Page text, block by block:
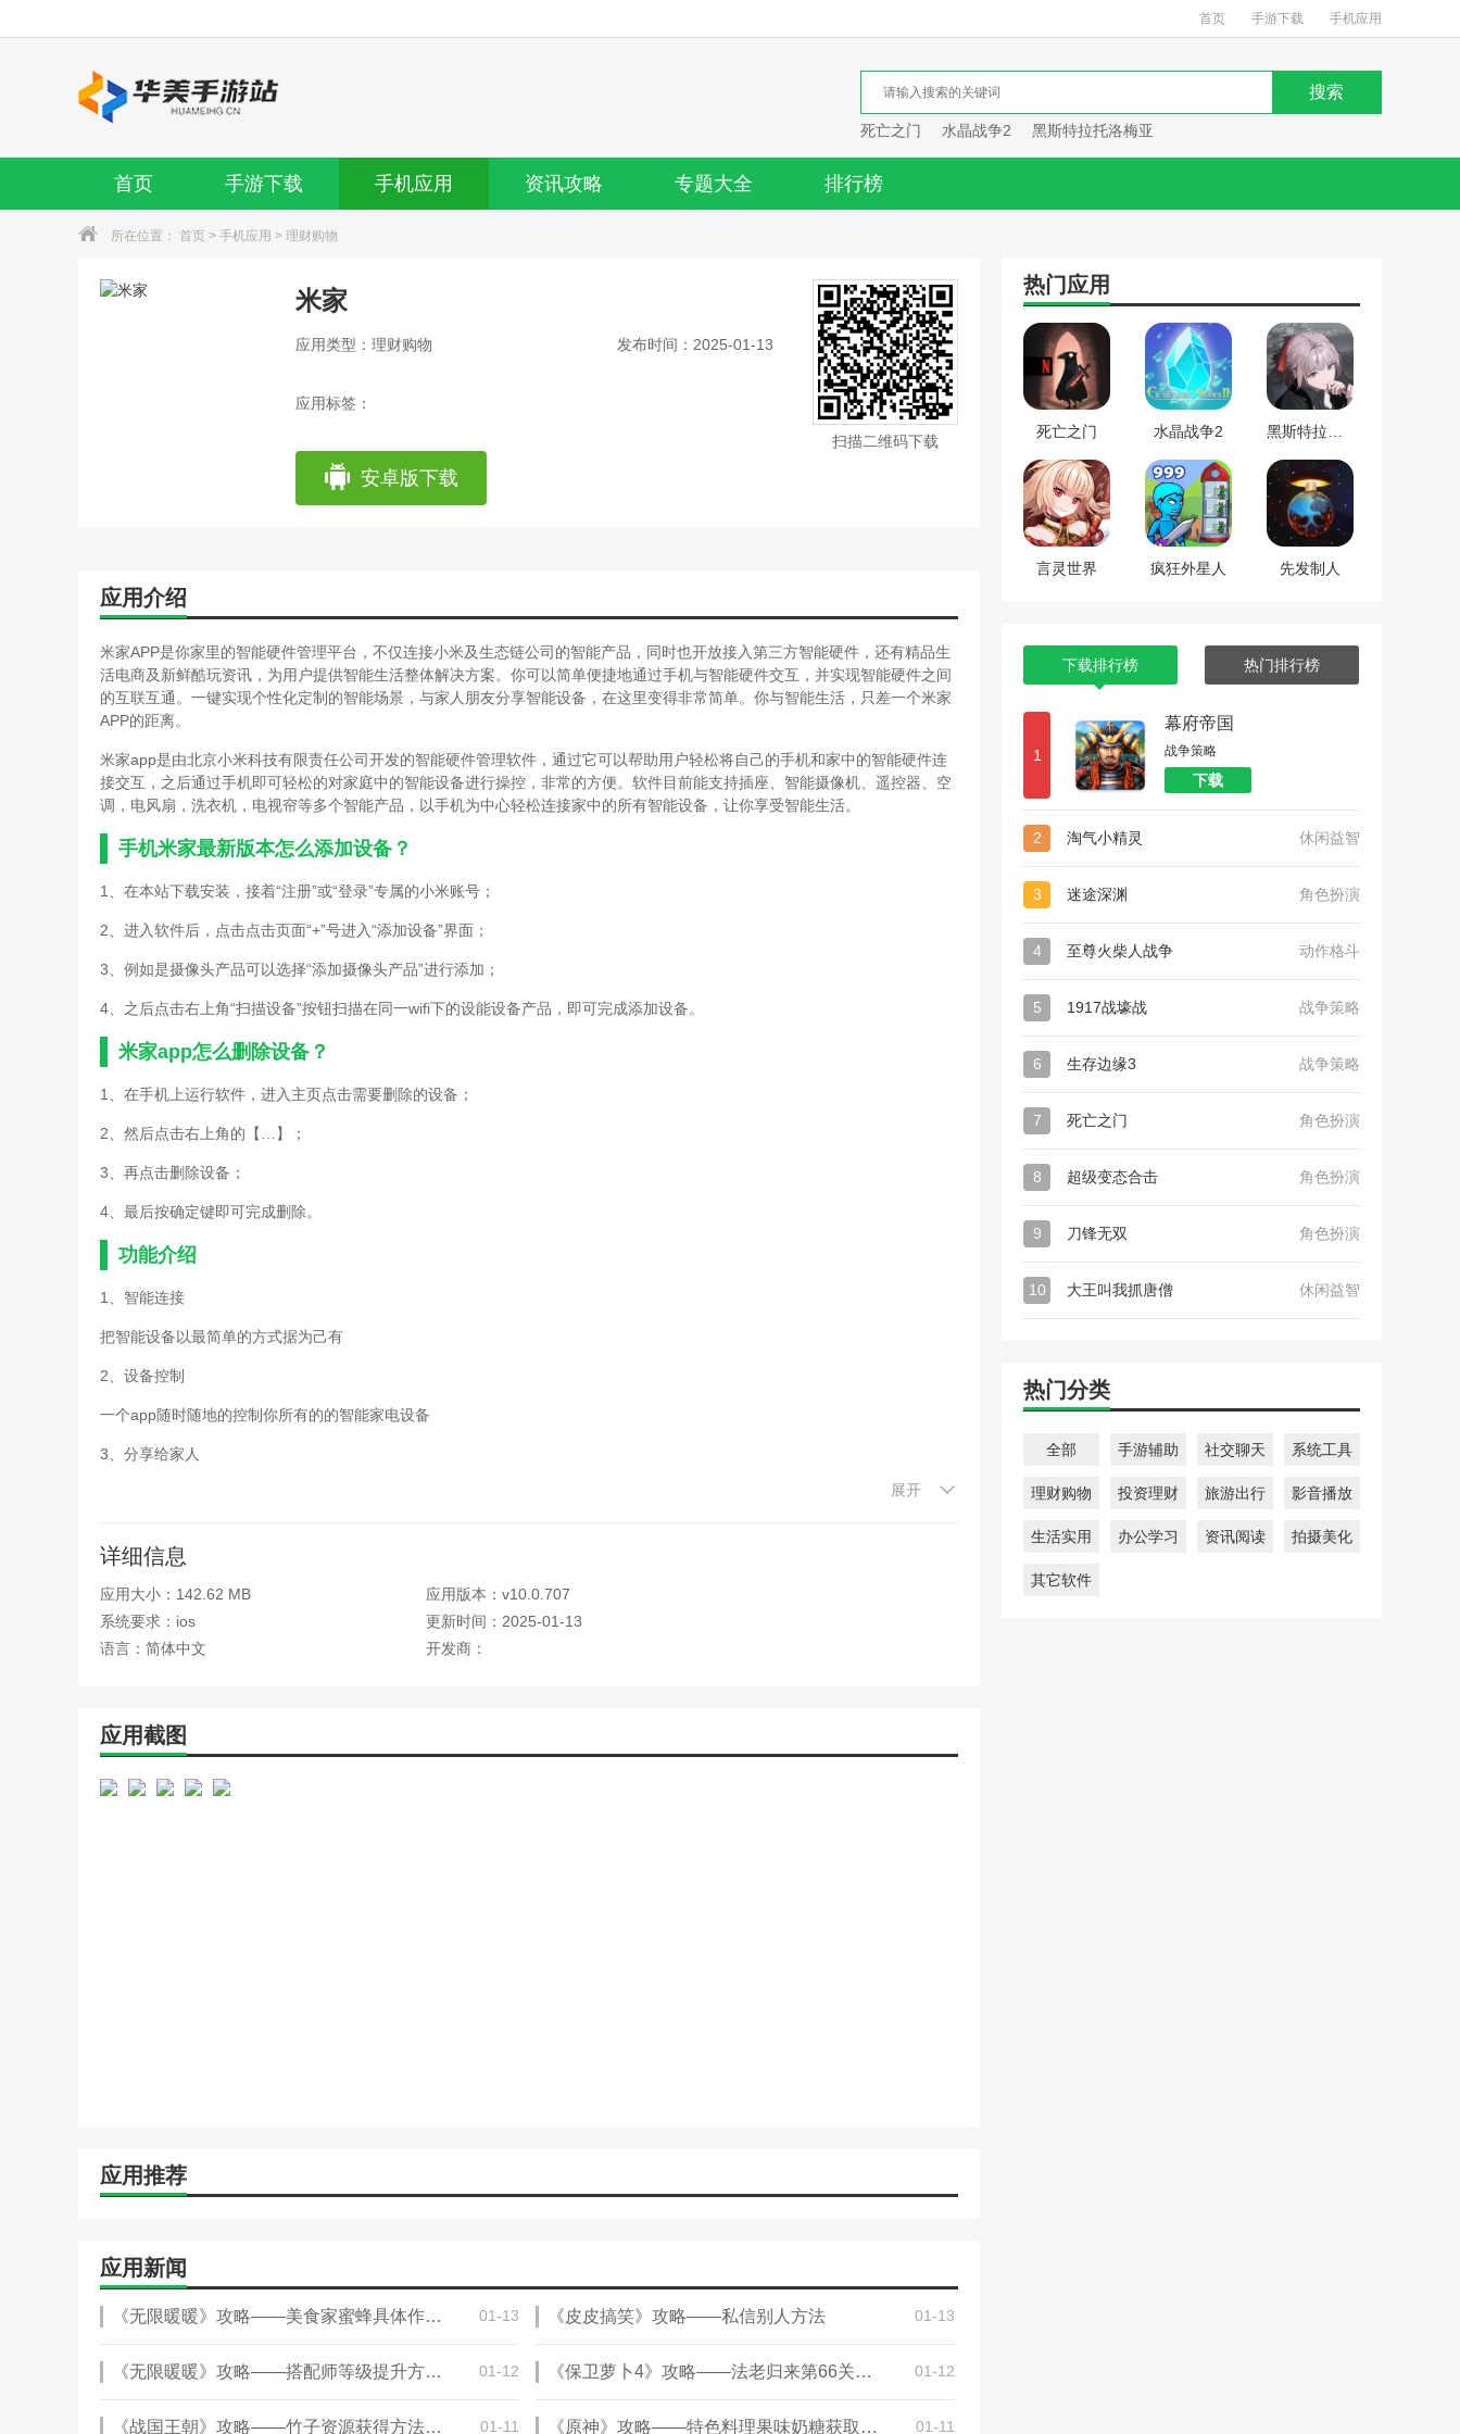
首页 手游下载 手机应用
死亡之门 水晶战争2 黑斯特拉托洛梅亚
首页 手游下载 手机应用 资讯攻略 专题大全 排行榜
所在位置： 首页 > 手机应用 > 理财购物
米家
应用类型：理财购物 发布时间：2025-01-13
应用标签：
安卓版下载
扫描二维码下载
应用介绍
米家APP是你家里的智能硬件管理平台，不仅连接小米及生态链公司的智能产品，同时也开放接入第三方智能硬件，还有精品生
活电商及新鲜酷玩资讯，为用户提供智能生活整体解决方案。你可以简单便捷地通过手机与智能硬件交互，并实现智能硬件之间
的互联互通。一键实现个性化定制的智能场景，与家人朋友分享智能设备，在这里变得非常简单。你与智能生活，只差一个米家
APP的距离。
米家app是由北京小米科技有限责任公司开发的智能硬件管理软件，通过它可以帮助用户轻松将自己的手机和家中的智能硬件连
接交互，之后通过手机即可轻松的对家庭中的智能设备进行操控，非常的方便。软件目前能支持插座、智能摄像机、遥控器、空
调，电风扇，洗衣机，电视帘等多个智能产品，以手机为中心轻松连接家中的所有智能设备，让你享受智能生活。
手机米家最新版本怎么添加设备？
1、在本站下载安装，接着“注册”或“登录”专属的小米账号；
2、进入软件后，点击点击页面“+”号进入“添加设备”界面；
3、例如是摄像头产品可以选择“添加摄像头产品”进行添加；
4、之后点击右上角“扫描设备”按钮扫描在同一wifi下的设能设备产品，即可完成添加设备。
米家app怎么删除设备？
1、在手机上运行软件，进入主页点击需要删除的设备；
2、然后点击右上角的【…】；
3、再点击删除设备；
4、最后按确定键即可完成删除。
功能介绍
1、智能连接
把智能设备以最简单的方式据为己有
2、设备控制
一个app随时随地的控制你所有的的智能家电设备
3、分享给家人
简单设置轻松玩转智能生活
5、设备商店
最潮的智能设备不断更新哦
1、最专业的智能家庭应用，打造专属智能生活
精品爆品尽在米家商城，严格筛选给你品质生活
小编评价
器、智能照明、智能摄像头等。用户可以通过app轻松控制这些设备，实现设备的开关、调节、定时等多种功能。此外，app还提
供了智能场景设置，用户可以自定义多个设备联动，实现一键控制多个设备，极大地提高了家居生活的便利性。
从操作体验来看，《米家app》的界面设计简洁明了，操作流畅。用户可以快速找到需要控制的设备，并轻松完成各种操作。同
展开
详细信息
应用大小：142.62 MB
应用版本：v10.0.707
系统要求：ios
更新时间：2025-01-13
语言：简体中文
开发商：
应用截图
应用推荐
应用新闻
《无限暖暖》攻略——美食家蜜蜂具体作用介绍 01-13 《皮皮搞笑》攻略——私信别人方法 01-13
《无限暖暖》攻略——搭配师等级提升方法介绍 01-12 《保卫萝卜4》攻略——法老归来第66关通关攻略 01-12
《战国王朝》攻略——竹子资源获得方法介绍 01-11 《原神》攻略——特色料理果味奶糖获取方法 01-11
热门应用
死亡之门 水晶战争2
言灵世界 疯狂外星人 先发制人
下载排行榜 热门排行榜
1
幕府帝国
战争策略
下载
2 淘气小精灵 休闲益智
3 迷途深渊 角色扮演
4 至尊火柴人战争 动作格斗
5 1917战壕战 战争策略
6 生存边缘3 战争策略
7 死亡之门 角色扮演
8 超级变态合击 角色扮演
9 刀锋无双 角色扮演
10 大王叫我抓唐僧 休闲益智
热门分类
全部 手游辅助 社交聊天 系统工具
理财购物 投资理财 旅游出行 影音播放
生活实用 办公学习 资讯阅读 拍摄美化
其它软件